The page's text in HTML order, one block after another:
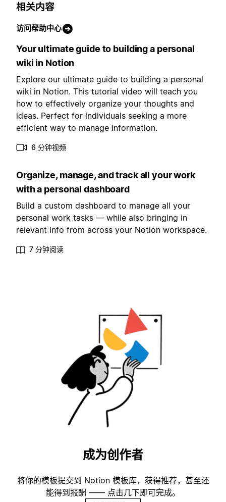
相关内容
访问帮助中心
Your ultimate guide to building a personal
wiki in Notion
Explore our ultimate guide to building a personal
wiki in Notion. This tutorial video will teach you
how to effectively organize your thoughts and
ideas. Perfect for individuals seeking a more
efficient way to manage information.
6 分钟视频
Organize, manage, and track all your work
with a personal dashboard
Build a custom dashboard to manage all your
personal work tasks — while also bringing in
relevant info from across your Notion workspace.
7 分钟阅读
成为创作者
将你的模板提交到 Notion 模板库，获得推荐，甚至还
能得到报酬 —— 点击几下即可完成。